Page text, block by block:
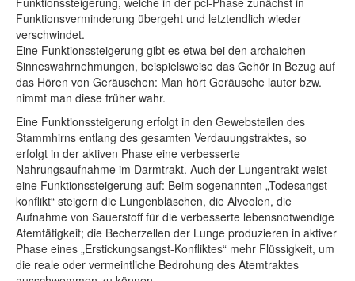
Funktionsverminderung übergeht und letztendlich wieder
verschwindet.
Eine Funktionssteigerung gibt es etwa bei den archaichen
Sinneswahrnehmungen, beispielsweise das Gehör in Bezug auf
das Hören von Geräuschen: Man hört Geräusche lauter bzw.
nimmt man diese früher wahr.
Eine Funktionssteigerung erfolgt in den Gewebsteilen des
Stammhirns entlang des gesamten Verdauungstraktes, so
erfolgt in der aktiven Phase eine verbesserte
Nahrungsaufnahme im Darmtrakt. Auch der Lungentrakt weist
eine Funktionssteigerung auf: Beim sogenannten „Todesangst-
konflikt“ steigern die Lungenbläschen, die Alveolen, die
Aufnahme von Sauerstoff für die verbesserte lebensnotwendige
Atemtätigkeit; die Becherzellen der Lunge produzieren in aktiver
Phase eines „Erstickungsangst-Konfliktes“ mehr Flüssigkeit, um
die reale oder vermeintliche Bedrohung des Atemtraktes